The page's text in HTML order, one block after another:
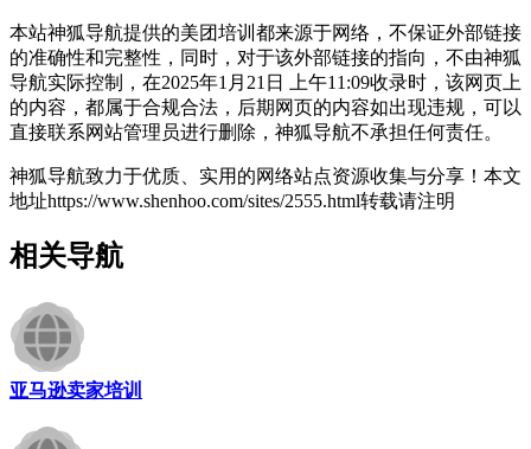
本站神狐导航提供的美团培训都来源于网络，不保证外部链接
的准确性和完整性，同时，对于该外部链接的指向，不由神狐
导航实际控制，在2025年1月21日 上午11:09收录时，该网页上
的内容，都属于合规合法，后期网页的内容如出现违规，可以
直接联系网站管理员进行删除，神狐导航不承担任何责任。
神狐导航致力于优质、实用的网络站点资源收集与分享！ 本文
地址https://www.shenhoo.com/sites/2555.html转载请注明
相关导航
亚马逊卖家培训